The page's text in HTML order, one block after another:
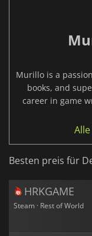
Murillo is a
books, and
career in game
Besten preis für
HRKGAME
Steam · Rest of World